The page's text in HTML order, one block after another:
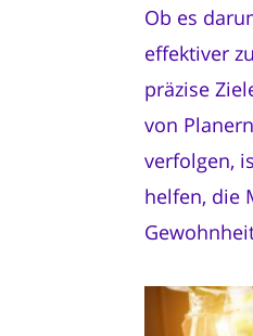
Ob es
effektiver
präzise
von
verfolgen,
helfen, die